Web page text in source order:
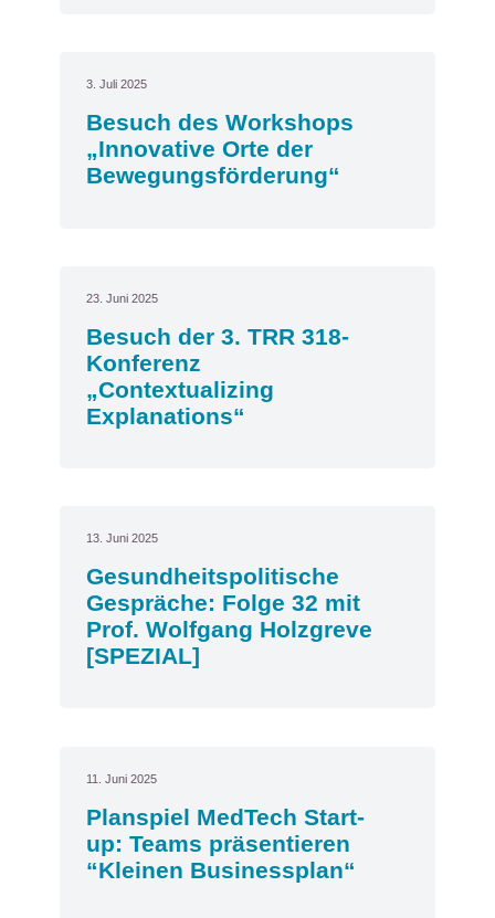
3. Juli 2025
Besuch des Workshops
„Innovative Orte der
Bewegungsförderung“
23. Juni 2025
Besuch der 3. TRR 318-
Konferenz
„Contextualizing
Explanations“
13. Juni 2025
Gesundheitspolitische
Gespräche: Folge 32 mit
Prof. Wolfgang Holzgreve
[SPEZIAL]
11. Juni 2025
Planspiel MedTech Start-
up: Teams präsentieren
“Kleinen Businessplan“